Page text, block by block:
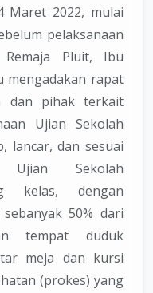
Maret 2022, mulai
pelaksanaan
Remaja Pluit, Ibu
mengadakan rapat
dan pihak terkait
Ujian Sekolah
lancar, dan sesuai
Ujian Sekolah
kelas, dengan
50% dari
tempat duduk
meja dan kursi
(prokes) yang